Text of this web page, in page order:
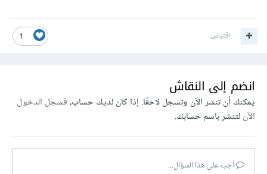
1 اقتباس
انضم إلى النقاش
يمكنك أن تنشر الآن وتسجل لاحقًا. إذا كان لديك حساب،فسجل الدخول
الآنلتنشر باسم حسابك.
أجب على هذا السؤال...